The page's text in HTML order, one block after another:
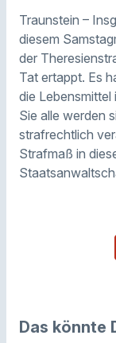
Traunstein –
diesem
der
Tat ertappt. Es
die
Sie alle werden
strafrechtlich
Strafmaß in
Das könnte